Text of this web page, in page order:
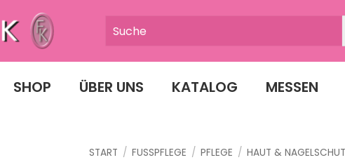
SHOP ÜBER UNS KATALOG MESSEN
START / FUSSPFLEGE / PFLEGE / HAUT &